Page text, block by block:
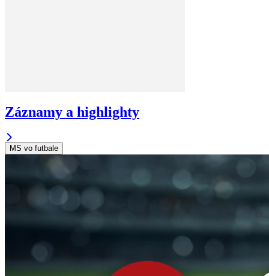
Záznamy a highlighty
MS vo futbale